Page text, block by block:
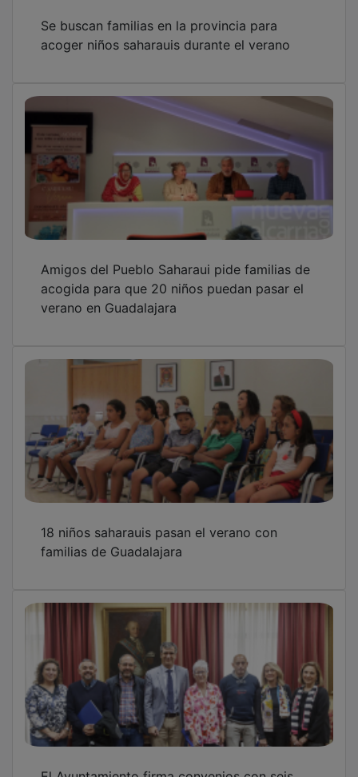
En esta línea, el próximo viernes 21 de Julio se
de Campo de Guadalajara, donde se compartirá una
tarde de juegos y merienda con el mismo objetivo de
seguir creando vínculos de solidaridad.
Saharaui de Guadalajara queremos agradecer al
Ayuntamiento y a la Diputación de Guadalajara por su
colaboración por el proyecto y desear a las familias
de acogida que pasen un feliz verano.
Se buscan familias en la provincia para
acoger niños saharauis durante el verano